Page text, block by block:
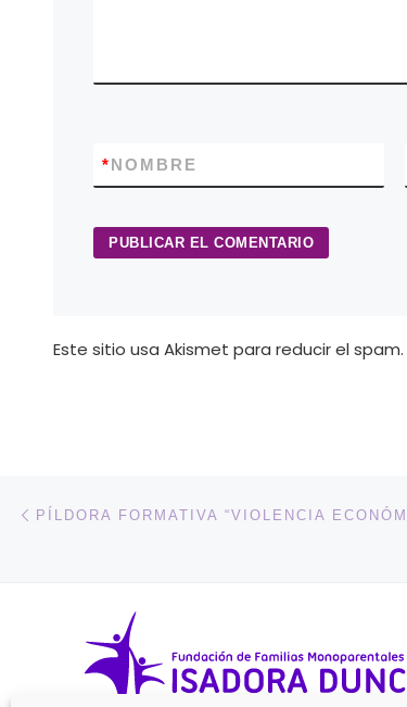
NOMBRE
*
Este sitio usa Akismet para reducir el spam.
Navegación de entradas
Entrada anterior